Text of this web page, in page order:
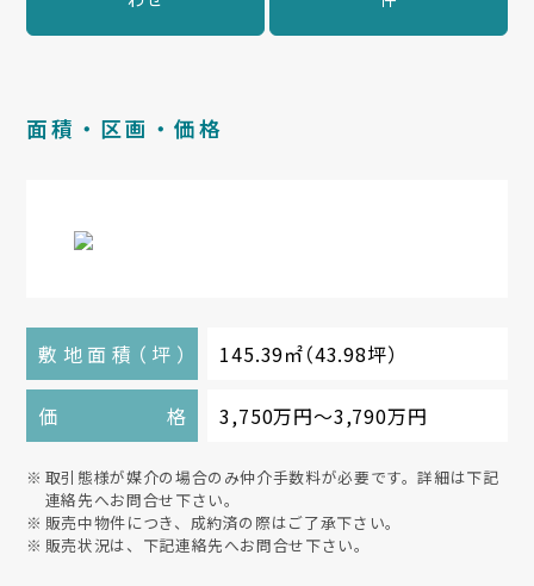
面積・区画・価格
敷地面積（ 坪 ） 145.39㎡（43.98坪）
価格 3,750万円～3,790万円
取引態様が媒介の場合のみ仲介手数料が必要です。詳細は下記
連絡先へお問合せ下さい。
販売中物件につき、成約済の際はご了承下さい。
販売状況は、下記連絡先へお問合せ下さい。